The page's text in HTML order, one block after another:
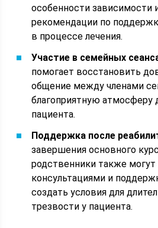
особенности зависимости
рекомендации по
в процессе лечения.
Участие в семейных
помогает восстановить
общение между членами
благоприятную атмосферу
пациента.
Поддержка после
завершения основного
родственники также могут
консультациями и
создать условия для
трезвости у пациента.